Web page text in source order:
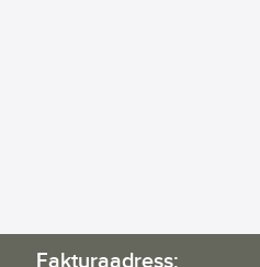
Fakturaadress: